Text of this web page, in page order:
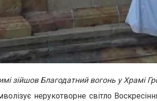
зійшов Благодатний вогонь у Храмі
нерукотворне світло